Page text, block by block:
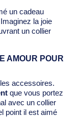
un cadeau
la joie
un collier
AMOUR POUR
accessoires.
que vous portez
avec un collier
point il est aimé